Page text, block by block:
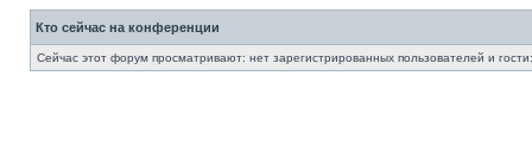
Кто сейчас на конференции
Сейчас этот форум просматривают: нет зарегистрированных пользователей и